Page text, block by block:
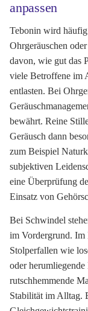
anpassen
Tebonin wird
Ohrgeräuschen
davon, wie gut das
viele Betroffene im
entlasten. Bei
bewährt. Reine
Geräusch dann
zum Beispiel
subjektiven
eine Überprüfung
Einsatz von
Bei Schwindel
im Vordergrund. Im
Stolperfallen wie
oder
rutschhemmende
Stabilität im Alltag.